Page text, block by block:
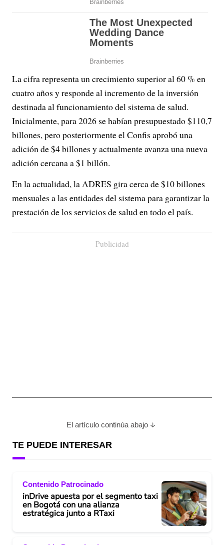
La cifra representa un crecimiento superior al 60 % en
cuatro años y responde al incremento de la inversión
destinada al funcionamiento del sistema de salud.
Inicialmente, para 2026 se habían presupuestado $110,7
billones, pero posteriormente el Confis aprobó una
adición de $4 billones y actualmente avanza una nueva
adición cercana a $1 billón.
En la actualidad, la ADRES gira cerca de $10 billones
mensuales a las entidades del sistema para garantizar la
prestación de los servicios de salud en todo el país.
Publicidad
El artículo continúa abajo
TE PUEDE INTERESAR
Contenido Patrocinado
inDrive apuesta por el segmento taxi
en Bogotá con una alianza
estratégica junto a RTaxi